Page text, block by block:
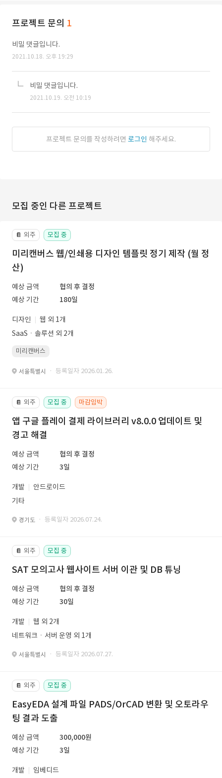
프로젝트 문의 1
비밀 댓글입니다.
2021.10.18. 오후 19:29
비밀 댓글입니다.
2021.10.19. 오전 10:19
프로젝트 문의를 작성하려면 로그인 해주세요.
모집 중인 다른 프로젝트
📔 외주 모집 중
미리캔버스 웹/인쇄용 디자인 템플릿 정기 제작 (월 정
산)
예상 금액
협의 후 결정
예상 기간
180일
디자인
웹 외 1개
SaaSㆍ솔루션 외 2개
미리캔버스
서울특별시 · 등록일자 2026.01.26.
📔 외주 모집 중 마감임박
앱 구글 플레이 결제 라이브러리 v8.0.0 업데이트 및
경고 해결
예상 금액
협의 후 결정
예상 기간
3일
개발
안드로이드
기타
경기도 · 등록일자 2026.07.24.
📔 외주 모집 중
SAT 모의고사 웹사이트 서버 이관 및 DB 튜닝
예상 금액
협의 후 결정
예상 기간
30일
개발
웹 외 2개
네트워크ㆍ서버 운영 외 1개
서울특별시 · 등록일자 2026.07.27.
📔 외주 모집 중
EasyEDA 설계 파일 PADS/OrCAD 변환 및 오토라우
팅 결과 도출
예상 금액
300,000원
예상 기간
3일
개발
임베디드